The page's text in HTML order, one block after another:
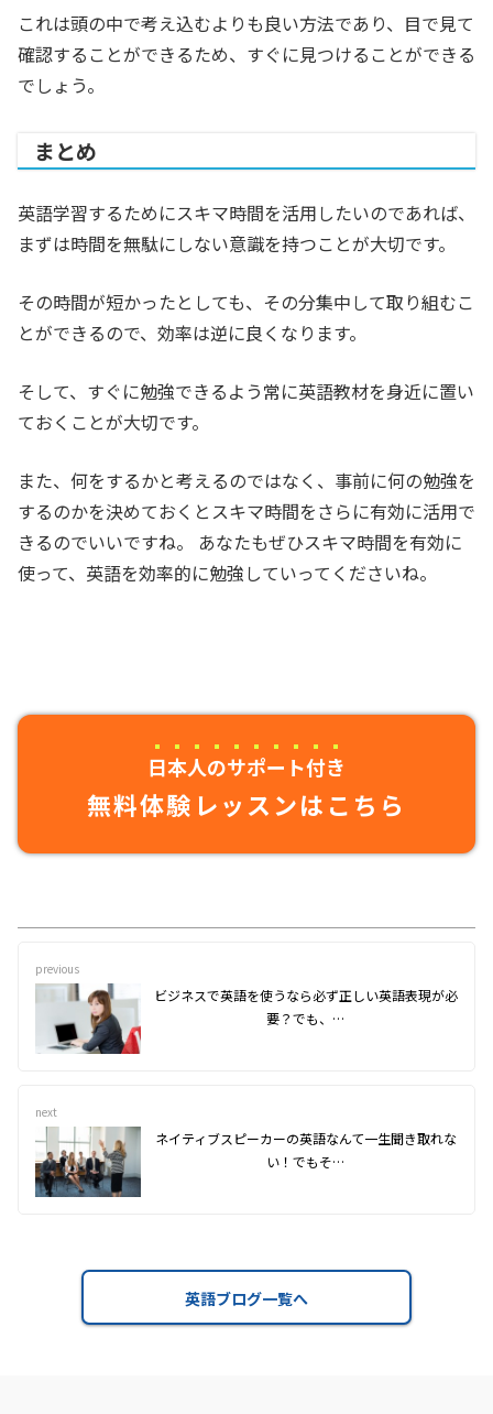
これは頭の中で考え込むよりも良い方法であり、目で見て
確認することができるため、すぐに見つけることができる
でしょう。
まとめ
英語学習するためにスキマ時間を活用したいのであれば、
まずは時間を無駄にしない意識を持つことが大切です。
その時間が短かったとしても、その分集中して取り組むこ
とができるので、効率は逆に良くなります。
そして、すぐに勉強できるよう常に英語教材を身近に置い
ておくことが大切です。
また、何をするかと考えるのではなく、事前に何の勉強を
するのかを決めておくとスキマ時間をさらに有効に活用で
きるのでいいですね。 あなたもぜひスキマ時間を有効に
使って、英語を効率的に勉強していってくださいね。
日本人のサポート付き
無料体験レッスンはこちら
previous
ビジネスで英語を使うなら必ず正しい英語表現が必
要？でも、…
next
ネイティブスピーカーの英語なんて一生聞き取れな
い！でもそ…
英語ブログ一覧へ